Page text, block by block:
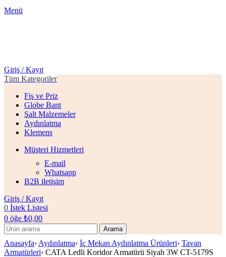
Menü
Giriş / Kayıt
Tüm Kategoriler
Fiş ve Priz
Globe Bant
Şalt Malzemeler
Aydınlatma
Klemens
Müşteri Hizmetleri
E-mail
Whatsapp
B2B iletişim
Giriş / Kayıt
0 İstek Listesi
0 öğe ₺0,00
Arama
Anasayfa› Aydınlatma› İç Mekan Aydınlatma Ürünleri› Tavan
Armatürleri› CATA Ledli Koridor Armatürü Siyah 3W CT-5179S